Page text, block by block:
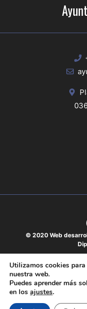
© 2020 Web
Utilizamos cookies
nuestra web.
Puedes aprender más
en los ajustes.